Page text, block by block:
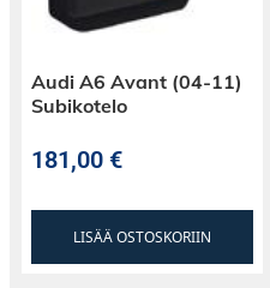
Audi A6 Avant (04-11)
Subikotelo
181,00€
LISÄÄ OSTOSKORIIN